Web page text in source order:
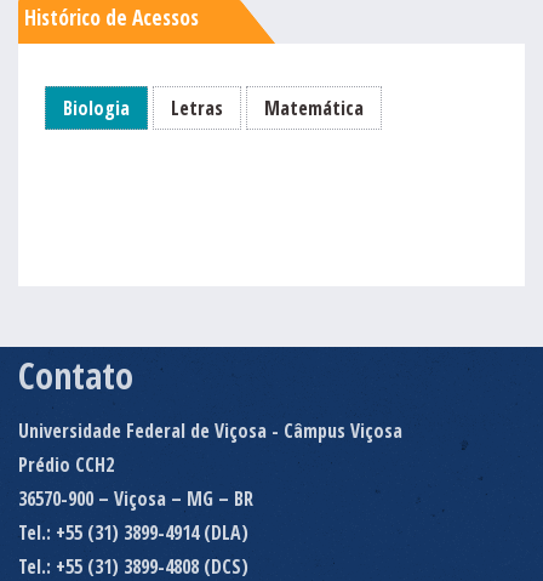
Histórico de Acessos
Biologia Letras Matemática
Contato
Universidade Federal de Viçosa - Câmpus Viçosa
Prédio CCH2
36570-900 – Viçosa – MG – BR
Tel.: +55 (31) 3899-4914 (DLA)
Tel.: +55 (31) 3899-4808 (DCS)